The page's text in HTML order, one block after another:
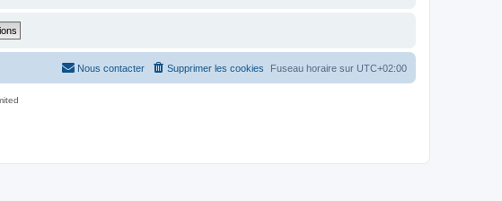
Fuseau horaire sur UTC+02:00
Supprimer les cookies
Nous contacter